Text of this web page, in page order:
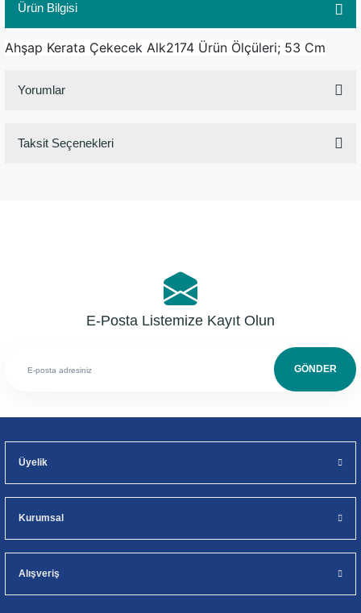
Ürün Bilgisi
Ahşap Kerata Çekecek Alk2174 Ürün Ölçüleri; 53 Cm
Yorumlar
Taksit Seçenekleri
E-Posta Listemize Kayıt Olun
GÖNDER
Üyelik
Kurumsal
Alışveriş